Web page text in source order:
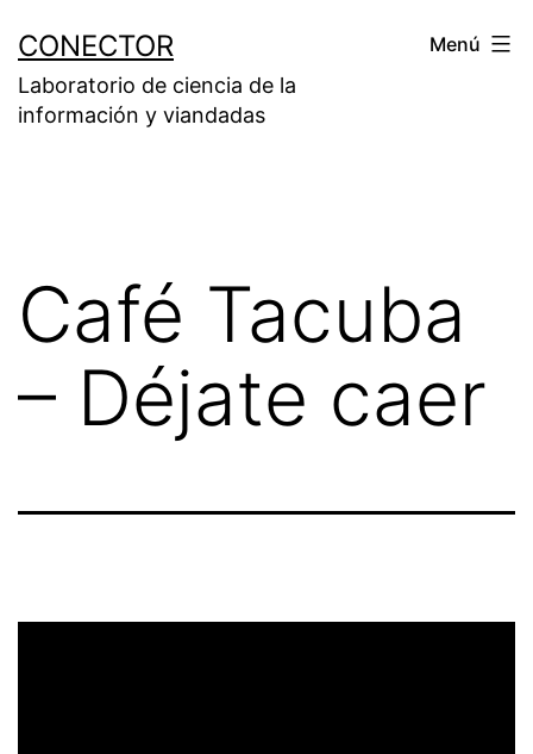
contenido
CONECTOR
Laboratorio de ciencia de la
información y viandadas
Menú
Café Tacuba
– Déjate caer